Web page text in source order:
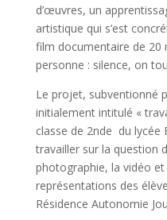
d’œuvres, un
artistique qui s’est
film documentaire de 20
personne : silence, on
Le projet, subventionné
initialement intitulé «
classe de 2nde du lycée
travailler sur la question
photographie, la vidéo
représentations des
Résidence Autonomie